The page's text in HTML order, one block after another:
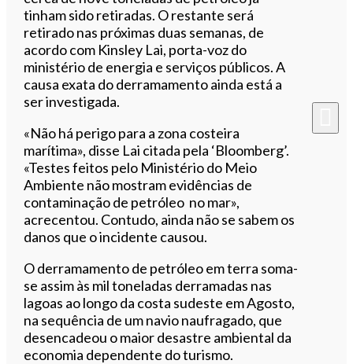
tinham sido retiradas. O restante será
retirado nas próximas duas semanas, de
acordo com Kinsley Lai, porta-voz do
ministério de energia e serviços públicos. A
causa exata do derramamento ainda está a
ser investigada.
«Não há perigo para a zona costeira
marítima», disse Lai citada pela ‘Bloomberg’.
«Testes feitos pelo Ministério do Meio
Ambiente não mostram evidências de
contaminação de petróleo no mar»,
acrecentou. Contudo, ainda não se sabem os
danos que o incidente causou.
O derramamento de petróleo em terra soma-
se assim às mil toneladas derramadas nas
lagoas ao longo da costa sudeste em Agosto,
na sequência de um navio naufragado, que
desencadeou o maior desastre ambiental da
economia dependente do turismo.